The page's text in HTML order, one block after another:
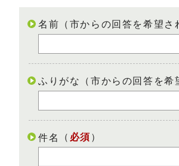
名前（市からの回答を希望さ
ふりがな（市からの回答を希
件名 （ 必須 ）